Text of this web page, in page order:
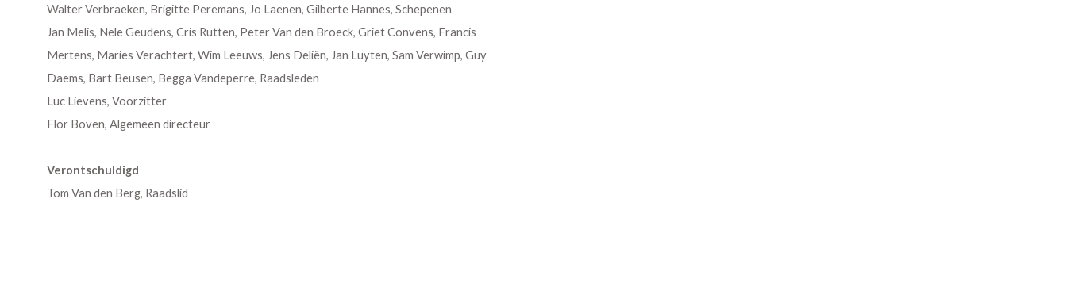
Walter Verbraeken, Brigitte Peremans, Jo Laenen, Gilberte Hannes, Schepenen
Jan Melis, Nele Geudens, Cris Rutten, Peter Van den Broeck, Griet Convens, Francis
Mertens, Maries Verachtert, Wim Leeuws, Jens Deliën, Jan Luyten, Sam Verwimp, Guy
Daems, Bart Beusen, Begga Vandeperre, Raadsleden
Luc Lievens, Voorzitter
Flor Boven, Algemeen directeur
Verontschuldigd
Tom Van den Berg, Raadslid